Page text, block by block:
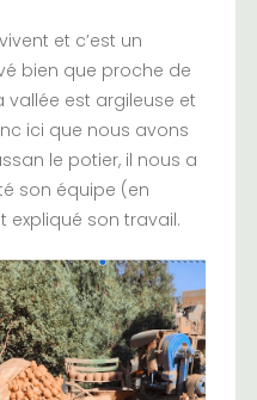
et c’est un
bien que proche de
vallée est argileuse et
ici que nous avons
le potier, il nous a
son équipe (en
expliqué son travail.